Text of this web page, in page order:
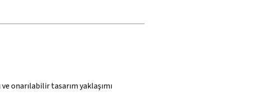
onarılabilir tasarım yaklaşımı